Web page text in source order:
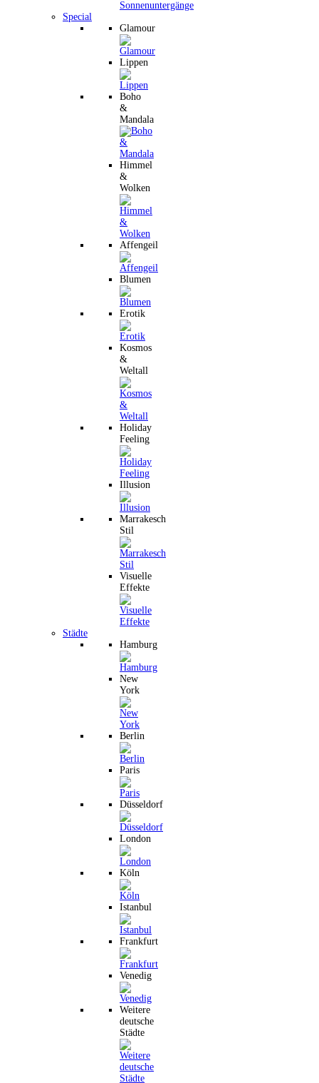
Special
Glamour
Lippen
Boho
&
Mandala
Himmel
&
Wolken
Affengeil
Blumen
Erotik
Kosmos
&
Weltall
Holiday
Feeling
Illusion
Marrakesch
Stil
Visuelle
Effekte
Städte
Hamburg
New
York
Berlin
Paris
Düsseldorf
London
Köln
Istanbul
Frankfurt
Venedig
Weitere
deutsche
Städte